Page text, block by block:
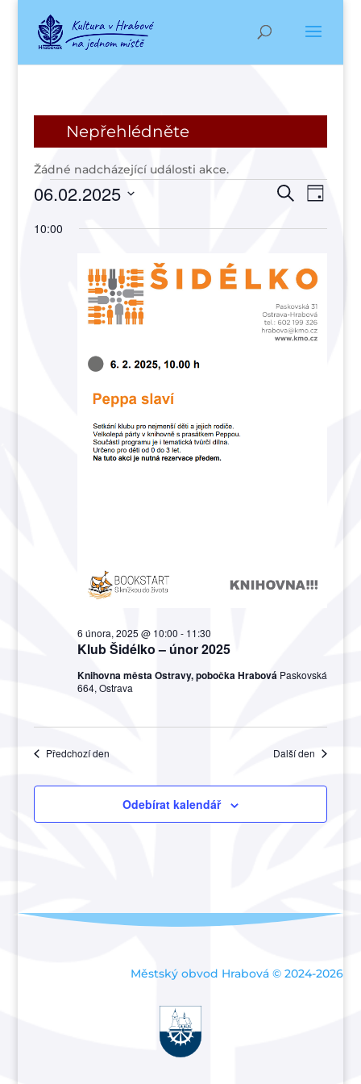
Nepřehlédněte
Žádné nadcházející události akce.
Akce
6
února,
2025
hledání
Akce
Hledat
pro
Den
06.02.2025
datum.
10:00
Klub Šidélko – únor 2025
6 února, 2025 @ 10:00 - 11:30
Knihovna města Ostravy, pobočka Hrabová Paskovská
664, Ostrava
Předchozí den Další den
Odebírat kalendář
Městský obvod Hrabová © 2024-2026